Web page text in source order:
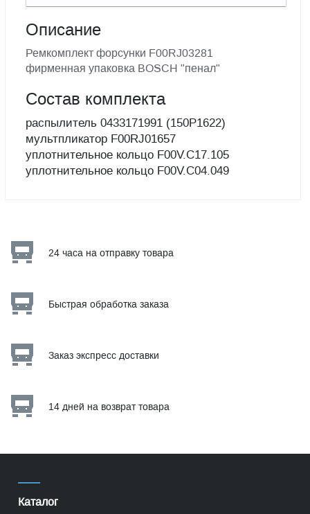
Описание
Ремкомплект форсунки F00RJ03281
фирменная упаковка BOSCH "пенал"
Состав комплекта
распылитель 0433171991 (150P1622)
мультпликатор F00RJ01657
уплотнительное кольцо F00V.C17.105
уплотнительное кольцо F00V.C04.049
24 часа на отправку товара
Быстрая обработка заказа
Заказ экспресс доставки
14 дней на возврат товара
Каталог